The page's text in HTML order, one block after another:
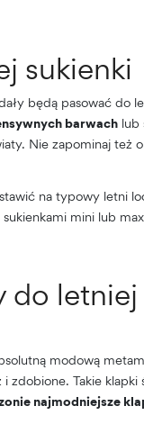
sukienki
będą pasować do
barwach lub
Nie zapominaj też
na typowy letni
mini lub
do letniej
modową
zdobione. Takie klapki
najmodniejsze